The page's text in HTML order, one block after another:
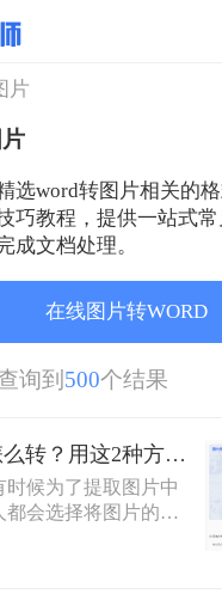
片
选word转图片相关的
巧教程，提供一站式
成文档处理。
在线图片转WORD
询到 500个结果
图片转word怎么转？用这2种方法，3秒图片快速转文字
时候为了提取图片中
都会选择将图片的内
录入到Word中，费
容易出错。其实想